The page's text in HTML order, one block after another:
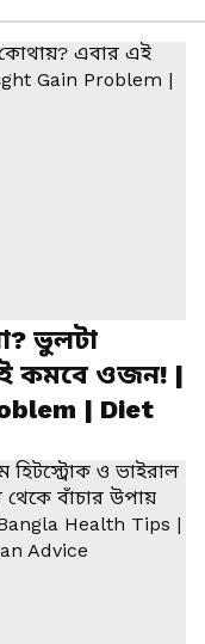
ভুলটা
কমবে ওজন! |
| Diet